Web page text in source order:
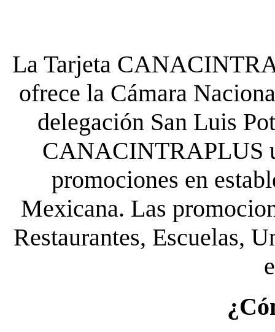
La Tarjeta
ofrece la Cámara
delegación San Luis
CANACINTRAPLUS
promociones en
Mexicana. Las
Restaurantes, Escuelas,